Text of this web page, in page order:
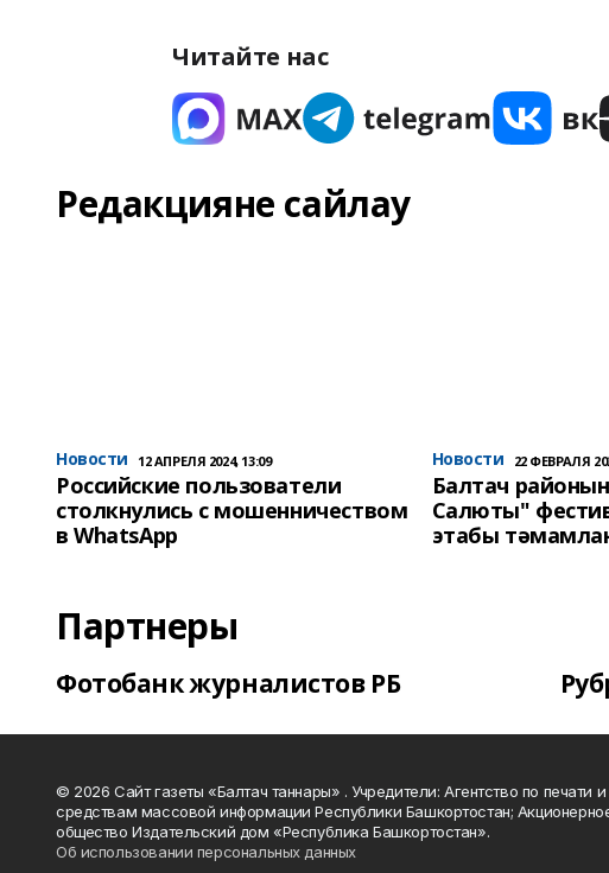
Читайте нас
Редакцияне сайлау
Новости 12 АПРЕЛЯ 2024, 13:09
Российские пользователи
столкнулись с мошенничеством
в WhatsApp
Новости 22 ФЕВРАЛЯ
Балтач
Салюты"
этабы
Партнеры
Фотобанк журналистов РБ
© 2026 Сайт газеты «Балтач таннары» . Учредители: Агентство по печати и
средствам массовой информации Республики Башкортостан;
общество Издательский дом «Республика Башкортостан».
Об использовании персональных данных